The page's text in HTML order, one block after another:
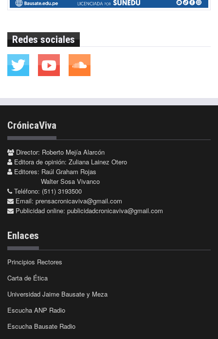
Redes sociales
CrónicaViva
Director: Roberto Mejía Alarcón
Editora de opinión: Zuliana Lainez Otero
Editores: Raúl Graham Rojas
Walter Sosa Vivanco
Teléfono: (511) 3193500
Email: prensacronicaviva@gmail.com
Publicidad online: publicidadcronicaviva@gmail.com
Enlaces
Principios Rectores
Carta de Ética
Universidad Jaime Bausate y Meza
Escucha ANP Radio
Escucha Bausate Radio